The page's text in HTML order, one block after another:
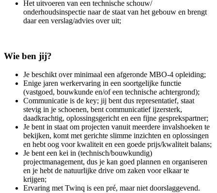
Het uitvoeren van een technische schouw/
onderhoudsinspectie naar de staat van het gebouw en brengt
daar een verslag/advies over uit;
Wie ben jij?
Je beschikt over minimaal een afgeronde MBO-4 opleiding;
Enige jaren werkervaring in een soortgelijke functie
(vastgoed, bouwkunde en/of een technische achtergrond);
Communicatie is de key; jij bent dus representatief, staat
stevig in je schoenen, bent communicatief ijzersterk,
daadkrachtig, oplossingsgericht en een fijne gesprekspartner;
Je bent in staat om projecten vanuit meerdere invalshoeken te
bekijken, komt met gerichte slimme inzichten en oplossingen
en hebt oog voor kwaliteit en een goede prijs/kwaliteit balans;
Je bent een kei in (technisch/bouwkundig)
projectmanagement, dus je kan goed plannen en organiseren
en je hebt de natuurlijke drive om zaken voor elkaar te
krijgen;
Ervaring met Twinq is een pré, maar niet doorslaggevend.